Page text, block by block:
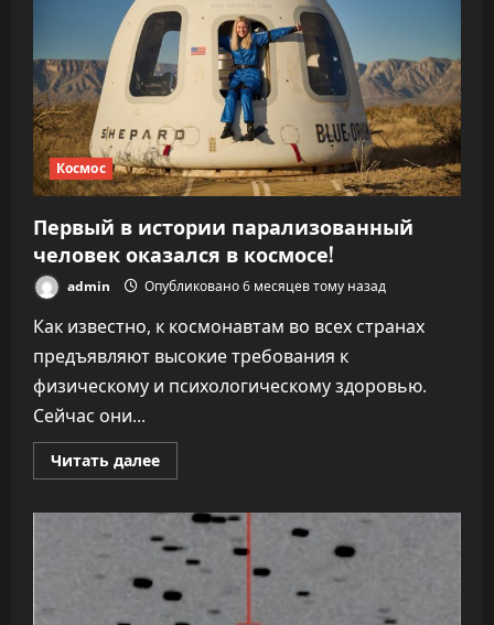
рывок
в
секретной
космической
программе
Космос
Первый в истории парализованный
человек оказался в космосе!
admin Опубликовано 6 месяцев тому назад
Как известно, к космонавтам во всех странах
предъявляют высокие требования к
физическому и психологическому здоровью.
Сейчас они...
Читать далееПрочитать
больше
в
истории
парализованный
человек
оказался
в
космосе!